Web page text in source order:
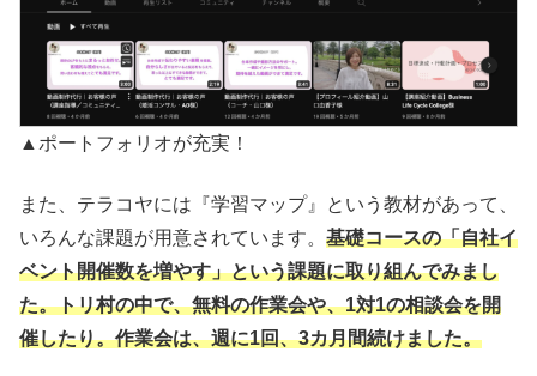
▲ポートフォリオが充実！
また、テラコヤには『学習マップ』という教材があって、
いろんな課題が用意されています。 基礎コースの「自社イ
ベント開催数を増やす」という課題に取り組んでみまし
た。トリ村の中で、無料の作業会や、1対1の相談会を開
催したり。作業会は、週に1回、3カ月間続けました。